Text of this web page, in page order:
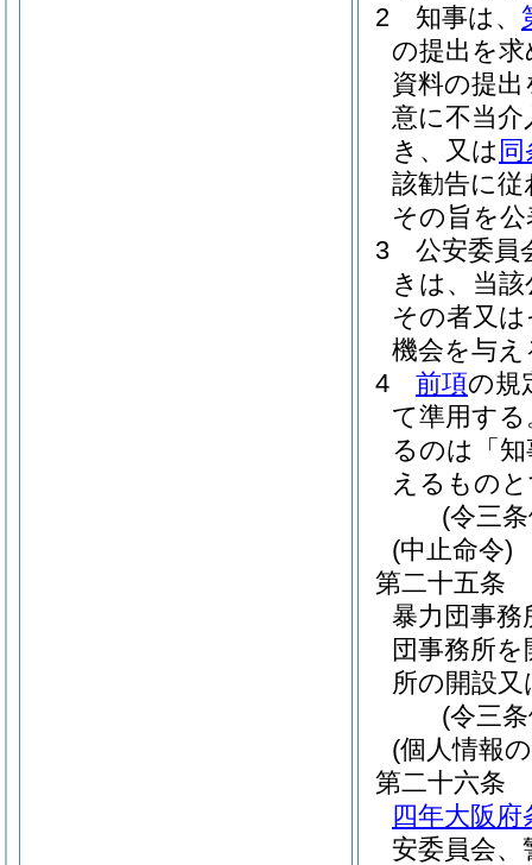
2
知事は、
の提出を
資料の提
意に不当
き、又は
該勧告に
その旨を
3
公安委員
きは、当
その者又
機会を与
4
前項の規
て準用する
るのは「
えるもの
(令三
(中止命令)
第二十五条
暴力団事
団事務所
所の開設
(令三
(個人情報
第二十六条
四年大阪府
安委員会、